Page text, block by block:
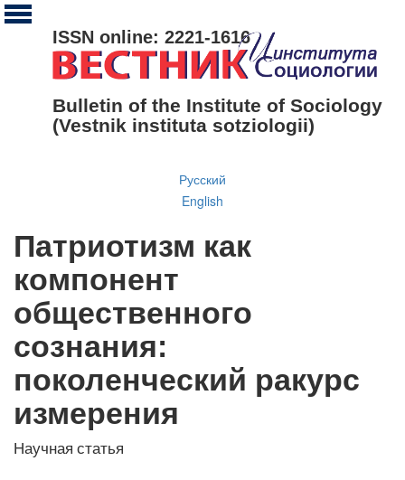
ISSN online: 2221-1616
Bulletin of the Institute of Sociology
(Vestnik instituta sotziologii)
Русский
English
Патриотизм как
компонент
общественного
сознания:
поколенческий ракурс
измерения
Научная статья